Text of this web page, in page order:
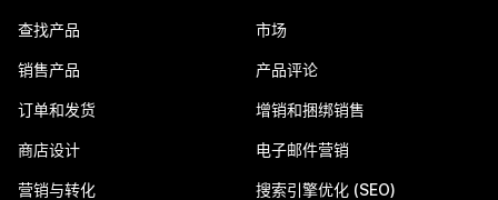
查找产品
销售产品
订单和发货
商店设计
营销与转化
市场
产品评论
增销和捆绑销售
电子邮件营销
搜索引擎优化 (SEO)